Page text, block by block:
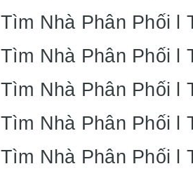
Tìm Nhà Phân Phối
Tìm Nhà Phân Phối
Tìm Nhà Phân Phối
Tìm Nhà Phân Phối
Tìm Nhà Phân Phối